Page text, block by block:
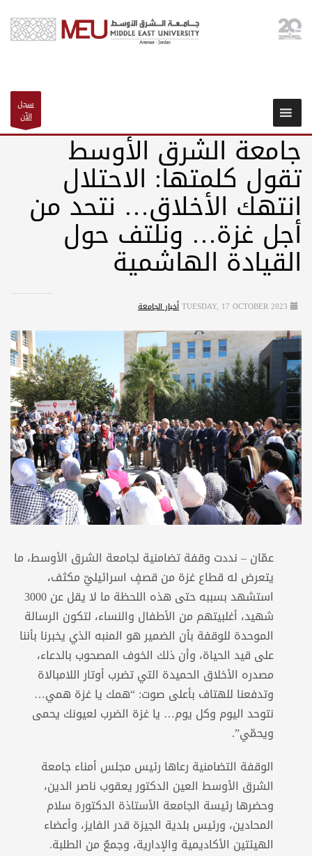
سجل
الآن
جامعة الشرق الأوسط
تقول كلمتها: الاحتلال
انتهك الأخلاق… نتحد من
أجل غزة… ونلتف حول
القيادة الهاشمية
TUESDAY, 17 OCTOBER 2023أخبار الجامعة
عمّان – نددت وقفة تضامنية لجامعة الشرق الأوسط، ما
يتعرض له قطاع غزة من قصفٍ اسرائيليّ مكثف،
استشهد بسببه حتى هذه اللحظة ما لا يقل عن 3000
شهيد، أغلبيتهم من الأطفال والنساء، لتكون الرسالة
الموحدة للوقفة بأن الضمير هو المنبه الذي يخبرنا بأننا
على قيد الحياة، وأن ذلك الخوف المصحوب بالدعاء،
مصدره الأخلاق الحميدة التي تضرب أوتار اللامبالاة
وتدفعنا للهتاف بأعلى صوت: “همك يا غزة همي…
نتوحد اليوم وكل يوم… يا غزة الضرب لعيونك يحمى
ويحمّي”.
الوقفة التضامنية رعاها رئيس مجلس أمناء جامعة
الشرق الأوسط العين الدكتور يعقوب ناصر الدين،
وحضرها رئيسة الجامعة الأستاذة الدكتورة سلام
المحادين، ورئيس بلدية الجيزة قدر الفايز، وأعضاء
الهيئتين الأكاديمية والإدارية، وجمعٌ من الطلبة.